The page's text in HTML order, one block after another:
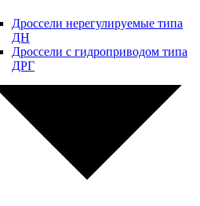
Дроссели нерегулируемые типа
ДН
Дроссели с гидроприводом типа
ДРГ